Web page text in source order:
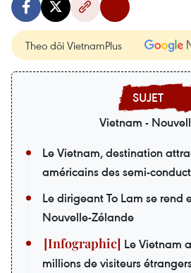
Theo dõi VietnamPlus
Vietnam -
Le Vietnam, destination
américains des semi-
Le dirigeant To Lam se rend
Nouvelle-Zélande
Le Vietnam
millions de visiteurs